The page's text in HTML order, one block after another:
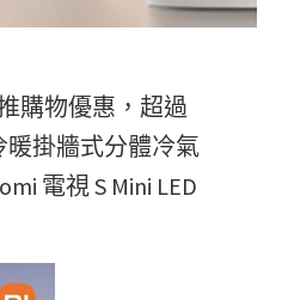
購物優惠，超過
暖掛牆式分體冷氣
電視 S Mini LED